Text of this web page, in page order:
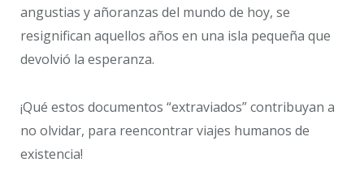
angustias y añoranzas del mundo de hoy, se
resignifican aquellos años en una isla pequeña que
devolvió la esperanza.
¡Qué estos documentos “extraviados” contribuyan a
no olvidar, para reencontrar viajes humanos de
existencia!